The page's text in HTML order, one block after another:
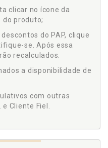
clicar no ícone da
do produto;
do PAP, clique
se. Após essa
recalculados.
a disponibilidade de
com outras
Cliente Fiel.